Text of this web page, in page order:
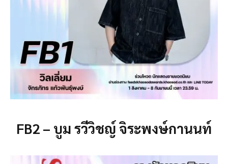
FB2 – บูม รวีวิชญ์ จิระพงษ์กานนท์